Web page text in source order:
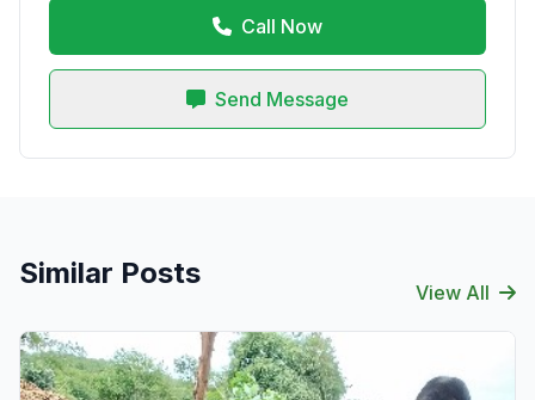
Call Now
Send Message
Similar Posts
View All